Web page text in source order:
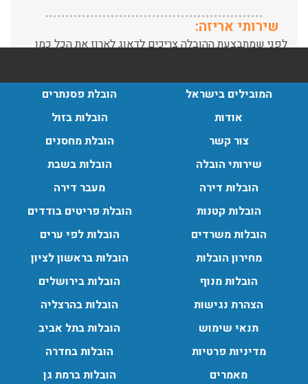
שצריך! פורטל המובילים בישראל מציע לכם שירותי אריזה
ברמה הגבוהה ביותר, לקבלת הצעת מחיר כנסו עכשיו
הובלות בתל אביב:
שירותי הובלה עם מנוף בגבעת שמואל לכל סוגי ההובלות
החל מהובלת תכולת דירה שלמה עם מנוף ועד פריט בודד.
הובלות מנוף בפרדס חנה:
העברת פריטים כבדים עם מנוף בפרדס חנה ואפשרות הובלת
תכולת דירה שלמה עם מנוף.
עודכן לאחרונה: 24/02/2026, 10:42
המובילים בישראל
אודות
צור קשר
שירותי הובלה
הובלות דירה
הובלות קטנות
הובלות משרדים
מחירון הובלות
הובלות מנוף
הצהרת נגישות
תנאי שימוש
מדיניות פרטיות
מאמרים
הובלת פסנתרים
הובלות בזול
הובלת מחסנים
הובלות בשבת
מעבר דירה
הובלת פריטים בודדים
הובלות לפי ערים
הובלות בראשון לציון
הובלות בירושלים
הובלות בהרצליה
הובלות בתל אביב
הובלות בחדרה
הובלות ברמת גן